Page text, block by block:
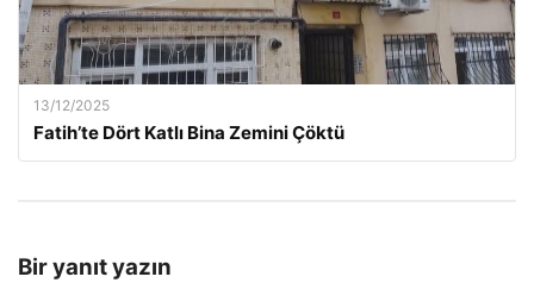
13/12/2025
Fatih’te Dört Katlı Bina Zemini Çöktü
Bir yanıt yazın